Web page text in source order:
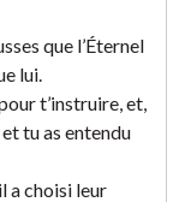
que l’Éternel
lui.
t’instruire, et,
tu as entendu
a choisi leur